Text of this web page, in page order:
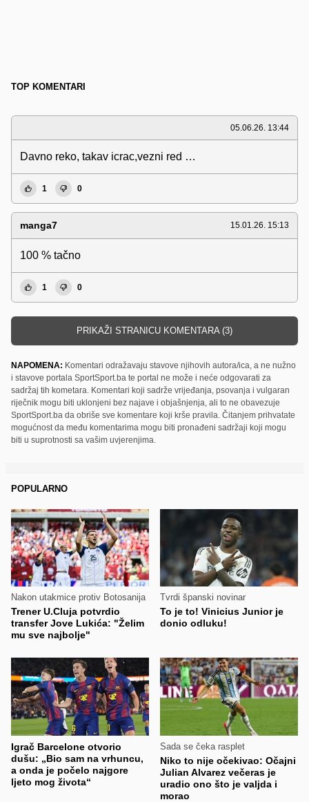
TOP KOMENTARI
05.06.26. 13:44
Davno reko, takav icrac,vezni red …
1 0
manga7 15.01.26. 15:13
100 % tačno
1 0
PRIKAŽI STRANICU KOMENTARA (3)
NAPOMENA: Komentari odražavaju stavove njihovih autora/ica, a ne nužno
i stavove portala SportSport.ba te portal ne može i neće odgovarati za
sadržaj tih kometara. Komentari koji sadrže vrijeđanja, psovanja i vulgaran
riječnik mogu biti uklonjeni bez najave i objašnjenja, ali to ne obavezuje
SportSport.ba da obriše sve komentare koji krše pravila. Čitanjem prihvatate
mogućnost da među komentarima mogu biti pronađeni sadržaji koji mogu
biti u suprotnosti sa vašim uvjerenjima.
POPULARNO
Nakon utakmice protiv Botosanija
Trener U.Cluja potvrdio
transfer Jove Lukića: "Želim
mu sve najbolje"
Tvrdi španski novinar
To je to! Vinicius Junior je
donio odluku!
Igrač Barcelone otvorio
dušu: „Bio sam na vrhuncu,
a onda je počelo najgore
ljeto mog života“
Sada se čeka rasplet
Niko to nije očekivao: Očajni
Julian Alvarez večeras je
uradio ono što je valjda i
morao